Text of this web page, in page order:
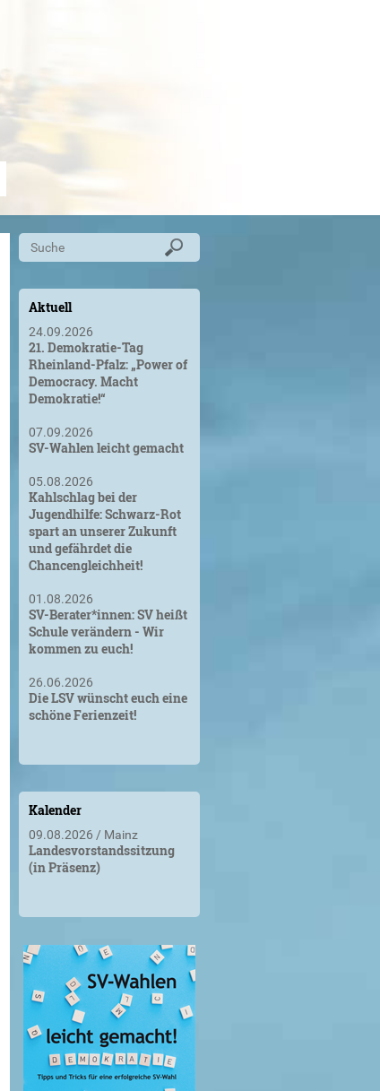
Aktuell
24.09.2026
21. Demokratie-Tag
Rheinland-Pfalz: „Power of
Democracy. Macht
Demokratie!“
07.09.2026
SV-Wahlen leicht gemacht
05.08.2026
Kahlschlag bei der
Jugendhilfe: Schwarz-Rot
spart an unserer Zukunft
und gefährdet die
Chancengleichheit!
01.08.2026
SV-Berater*innen: SV heißt
Schule verändern - Wir
kommen zu euch!
26.06.2026
Die LSV wünscht euch eine
schöne Ferienzeit!
Kalender
09.08.2026 Mainz
Landesvorstandssitzung
(in Präsenz)